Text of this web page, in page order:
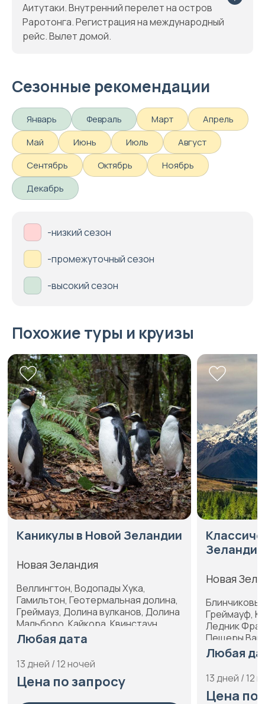
Аитутаки. Внутренний перелет на остров
Раротонга. Регистрация на международный
рейс. Вылет домой.
Сезонные рекомендации
Январь Февраль Март
Апрель
Май
Июнь Июль
Август
Сентябрь
Октябрь
Ноябрь
Декабрь
-низкий сезон
-промежуточный сезон
-высокий сезон
Похожие туры и круизы
Каникулы в Новой Зеландии
Новая Зеландия
Веллингтон, Водопады Хука,
Гамильтон, Геотермальная долина,
Греймауз, Долина вулканов, Долина
Мальборо, Кайкора, Квинстаун,
Коромандел, Мальборо, Милфорд-
Саунд (фьорд), Озеро Таупо,
Окленд, Остров Южный, Роторуа,
Фьордленд, Хааст, Ханмер-
Спрингс, Хоббитон, Южные Альпы
Любая дата
13 дней / 12 ночей
Цена по запросу
Зеландия
Новая
Греймауф,
Ледник
Пещеры
Северный
остров
Любая
13 дней / 12
Цена по